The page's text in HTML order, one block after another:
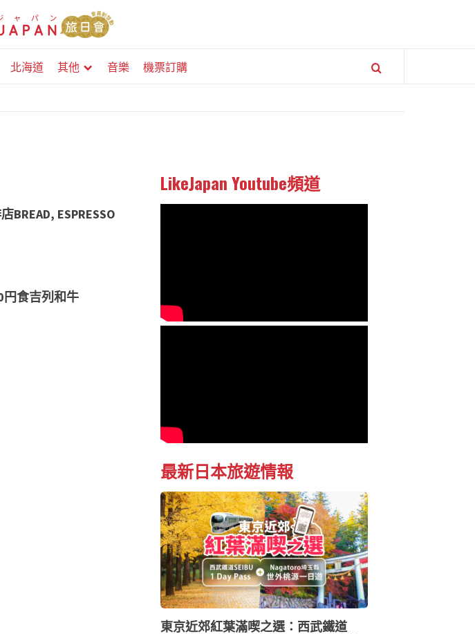
北海道 其他 音樂 機票訂購
ESPRESSO
円食吉列和牛
LikeJapan Youtube頻道
最新日本旅遊情報
東京近郊紅葉滿喫之選：西武鐵道